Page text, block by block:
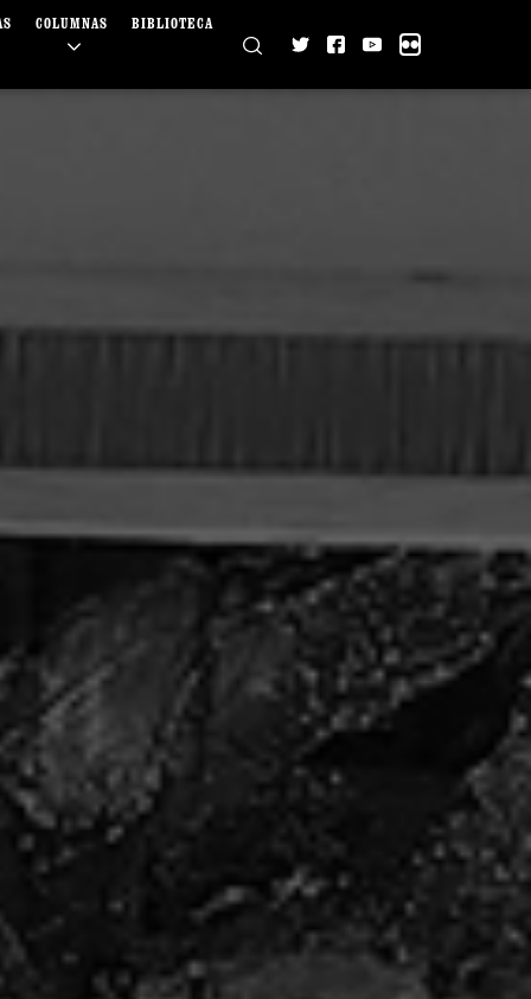
COLUMNAS BIBLIOTECA